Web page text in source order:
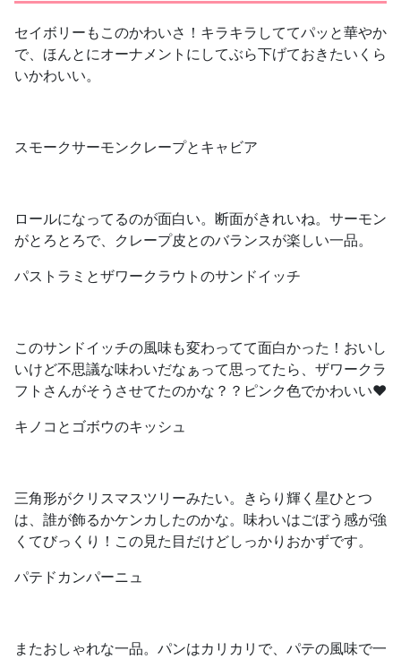
セイボリーもこのかわいさ！キラキラしててパッと華やか
で、ほんとにオーナメントにしてぶら下げておきたいくら
いかわいい。
スモークサーモンクレープとキャビア
ロールになってるのが面白い。断面がきれいね。サーモン
がとろとろで、クレープ皮とのバランスが楽しい一品。
パストラミとザワークラウトのサンドイッチ
このサンドイッチの風味も変わってて面白かった！おいし
いけど不思議な味わいだなぁって思ってたら、ザワークラ
フトさんがそうさせてたのかな？？ピンク色でかわいい❤️
キノコとゴボウのキッシュ
三角形がクリスマスツリーみたい。きらり輝く星ひとつ
は、誰が飾るかケンカしたのかな。味わいはごぼう感が強
くてびっくり！この見た目だけどしっかりおかずです。
パテドカンパーニュ
またおしゃれな一品。パンはカリカリで、パテの風味で一